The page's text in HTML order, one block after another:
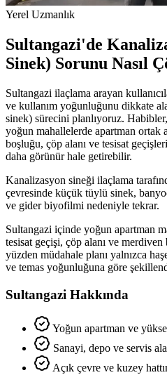
Yerel Uzmanlık
Sultangazi'de
Sinek) Sorunu Nasıl
Sultangazi ilaçlama arayan
ve kullanım yoğunluğunu dikkate
sinek) sürecini planlıyoruz.
yoğun mahallelerde apartman ortak
boşluğu, çöp alanı ve tesisat
daha görünür hale getirebilir.
Kanalizasyon sineği ilaçlama
çevresinde küçük tüylü sinek,
ve gider biyofilmi nedeniyle tekrar.
Sultangazi içinde yoğun apartman
tesisat geçişi, çöp alanı ve
yüzden müdahale planı yalnızca
ve temas yoğunluğuna göre
Sultangazi Hakkında
Yoğun apartman ve
Sanayi, depo ve servis
Açık çevre ve kuzey